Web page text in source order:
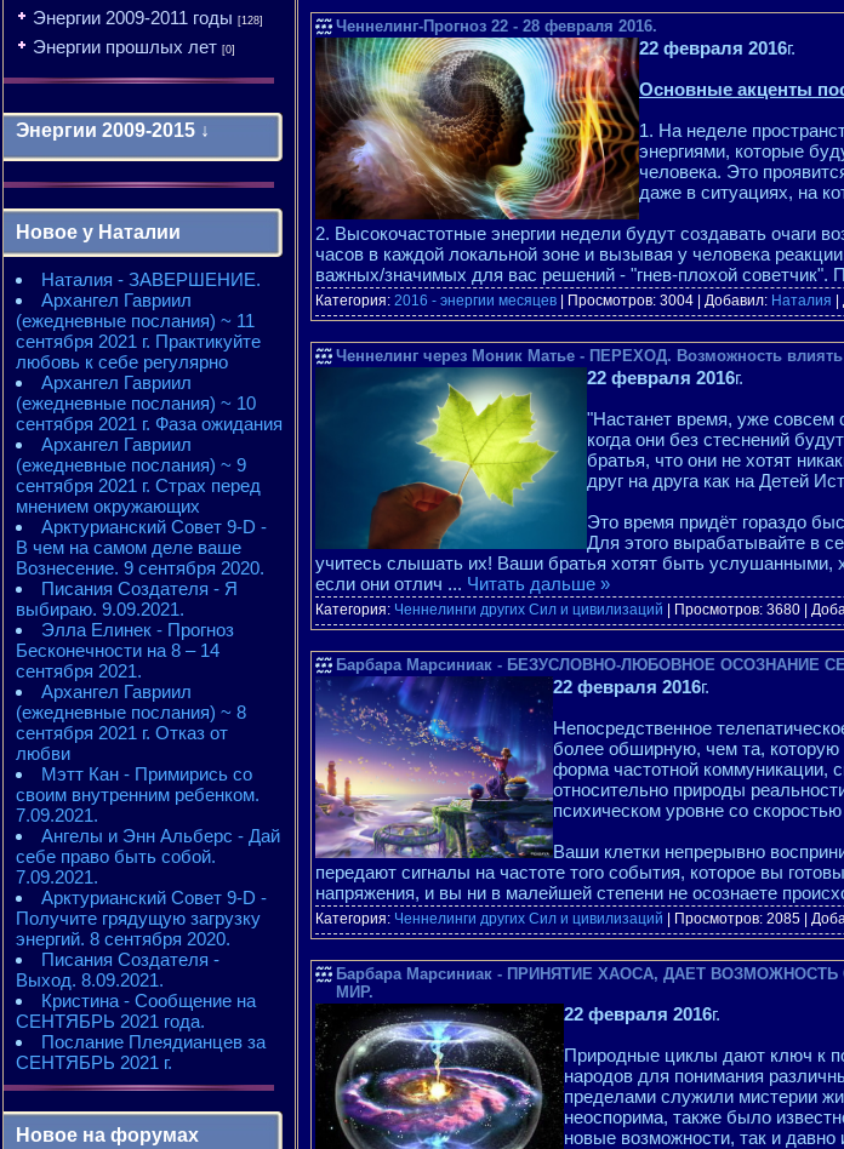
Энергии 2009-2011 годы [128]
Энергии прошлых лет [0]
Энергии 2009-2015 ↓
2010 - энергии месяцев
2010 - ЭНЕРГИИ года
2011 - энергии месяцев
2011 - ЭНЕРГИИ года
2012 - энергии месяцев
2012 - ЭНЕРГИИ года
2013 - энергии месяцев
2013 - ЭНЕРГИИ года
2014 - энергии месяцев
2014 - ЭНЕРГИИ года
2015 - энергии месяцев
2015 - ЭНЕРГИИ года
Новое у Наталии
Наталия - ЗАВЕРШЕНИЕ.
Архангел Гавриил
(ежедневные послания) ~ 11
сентября 2021 г. Практикуйте
любовь к себе регулярно
Архангел Гавриил
(ежедневные послания) ~ 10
сентября 2021 г. Фаза ожидания
Архангел Гавриил
(ежедневные послания) ~ 9
сентября 2021 г. Страх перед
мнением окружающих
Арктурианский Совет 9-D -
В чем на самом деле ваше
Вознесение. 9 сентября 2020.
Писания Создателя - Я
выбираю. 9.09.2021.
Элла Елинек - Прогноз
Бесконечности на 8 – 14
сентября 2021.
Архангел Гавриил
(ежедневные послания) ~ 8
сентября 2021 г. Отказ от
любви
Мэтт Кан - Примирись со
своим внутренним ребенком.
7.09.2021.
Ангелы и Энн Альберс - Дай
себе право быть собой.
7.09.2021.
Арктурианский Совет 9-D -
Получите грядущую загрузку
энергий. 8 сентября 2020.
Писания Создателя -
Выход. 8.09.2021.
Кристина - Сообщение на
СЕНТЯБРЬ 2021 года.
Послание Плеядианцев за
СЕНТЯБРЬ 2021 г.
Новое на форумах
Ченнелинг-Прогноз 22 - 28 февраля 2016.
22 февраля 2016г.
Основные акценты
1. На неделе
энергиями, которые
человека. Это
даже в ситуациях, на
2. Высокочастотные энергии недели будут создавать очаги
часов в каждой локальной зоне и вызывая у человека
важных/значимых для вас решений - "гнев-плохой советчик".
Категория: 2016 - энергии месяцев | Просмотров: 3004 | Добавил: Наталия
Ченнелинг через Моник Матье - ПЕРЕХОД. Возможность влиять
22 февраля 2016г.
"Настанет время, уже совсем
когда они без стеснений
братья, что они не хотят
друг на друга как на Детей
Это время придёт гораздо
Для этого вырабатывайте в
учитесь слышать их! Ваши братья хотят быть услушанными,
если они отлич ... Читать дальше »
Категория: Ченнелинги других Сил и цивилизаций | Просмотров: 3680 |
Барбара Марсиниак - БЕЗУСЛОВНО-ЛЮБОВНОЕ
22 февраля 2016г.
Непосредственное
более обширную, чем та, которую
форма частотной коммуникации,
относительно природы
психическом уровне со
Ваши клетки непрерывно
передают сигналы на частоте того события, которое вы
напряжения, и вы ни в малейшей степени не осознаете
Категория: Ченнелинги других Сил и цивилизаций | Просмотров: 2085 |
Барбара Марсиниак - ПРИНЯТИЕ ХАОСА, ДАЕТ
МИР.
22 февраля 2016г.
Природные циклы дают ключ к
народов для понимания
пределами служили мистерии
неоспорима, также было
новые возможности, так и давно